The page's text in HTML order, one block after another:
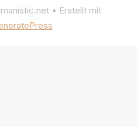
• Erstellt mit